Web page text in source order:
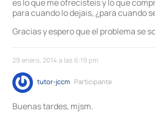
es lo que me ofrecisteis y lo que
para cuando lo dejais, ¿para cuando
Gracias y espero que el problema se
29 enero, 2014 a las 6:19 pm
tutor-jccm Participante
Buenas tardes, mjsm.